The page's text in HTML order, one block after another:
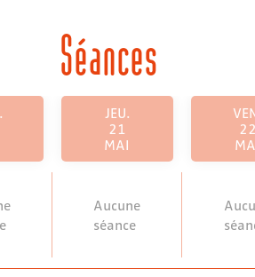
Séances
JEU.
21
MAI
Aucune
séance
22